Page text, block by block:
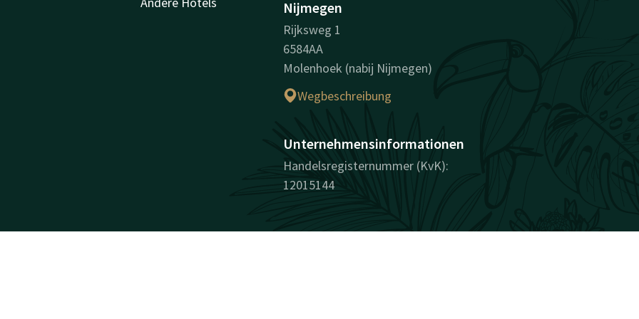
Nijmegen
Rijksweg 1
6584AA
Molenhoek (nabij Nijmegen)
Wegbeschreibung
Unternehmensinformationen
Handelsregisternummer (KvK):
12015144